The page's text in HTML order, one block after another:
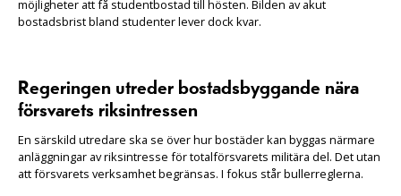
möjligheter att få studentbostad till hösten. Bilden av akut
bostadsbrist bland studenter lever dock kvar.
Regeringen utreder bostadsbyggande nära
försvarets riksintressen
En särskild utredare ska se över hur bostäder kan byggas närmare
anläggningar av riksintresse för totalförsvarets militära del. Det utan
att försvarets verksamhet begränsas. I fokus står bullerreglerna.